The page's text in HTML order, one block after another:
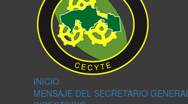
INICIO
MENSAJE DEL SECRETARIO GENERAL